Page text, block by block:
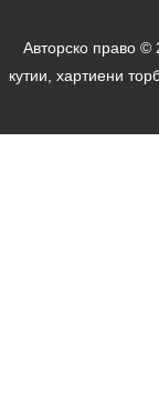
Авторско право
кутии, хартиени